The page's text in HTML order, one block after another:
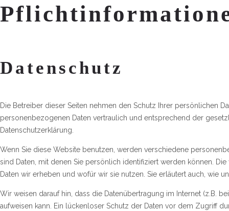
Datenschutz
Die Betreiber dieser Seiten nehmen den Schutz Ihrer persönlichen
personenbezogenen Daten vertraulich und entsprechend der
Datenschutzerklärung.
Wenn Sie diese Website benutzen, werden verschiedene
sind Daten, mit denen Sie persönlich identifiziert werden können.
Daten wir erheben und wofür wir sie nutzen. Sie erläutert auch, wie
Wir weisen darauf hin, dass die Datenübertragung im Internet (z.B.
aufweisen kann. Ein lückenloser Schutz der Daten vor dem Zugriff